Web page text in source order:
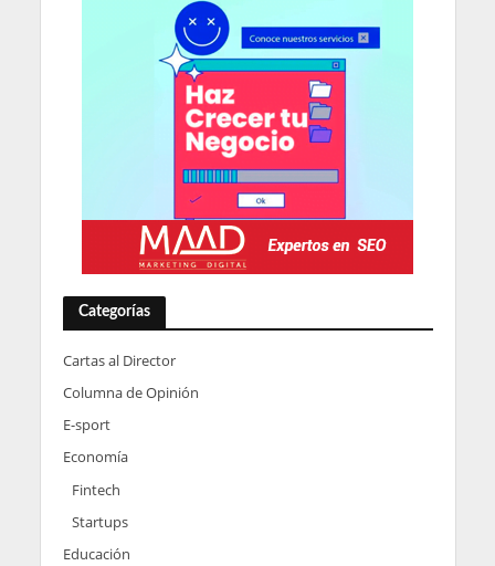
Categorías
Cartas al Director
Columna de Opinión
E-sport
Economía
Fintech
Startups
Educación